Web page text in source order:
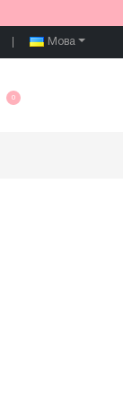
Мова
0